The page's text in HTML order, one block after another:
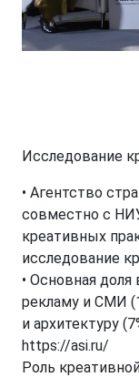
Исследование
• Агентство
совместно с
креативных
исследование
• Основная доля
рекламу и СМИ
и архитектуру
https://asi.ru/
Роль